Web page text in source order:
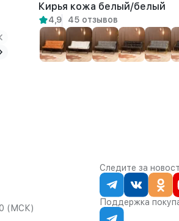
Кирья кожа белый/белый
4,9 45 отзывов
(МСК)
Следите за
Поддержка